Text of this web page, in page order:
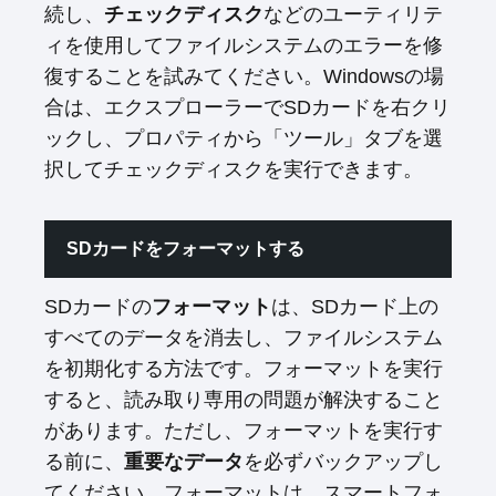
続し、 チェックディスクなどのユーティリテ
ィを使用してファイルシステムのエラーを修
復することを試みてください。Windowsの場
合は、エクスプローラーでSDカードを右クリ
ックし、プロパティから「ツール」タブを選
択してチェックディスクを実行できます。
SDカードをフォーマットする
SDカードのフォーマット は、SDカード上の
すべてのデータを消去し、ファイルシステム
を初期化する方法です。フォーマットを実行
すると、読み取り専用の問題が解決すること
があります。ただし、フォーマットを実行す
る前に、 重要なデータ を必ずバックアップし